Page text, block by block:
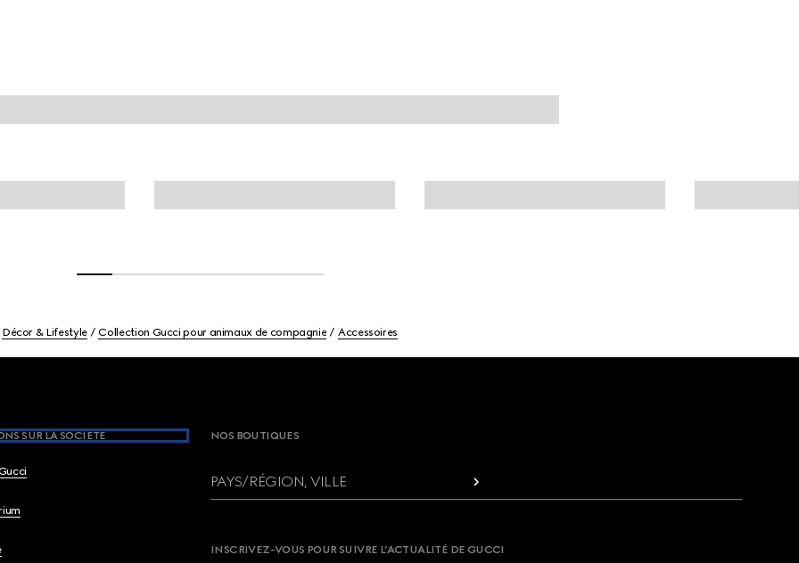
Décor & Lifestyle Collection Gucci pour animaux de compagnie Accessoires
SUR LA SOCIETE NOS BOUTIQUES
PAYS/RÉGION, VILLE
INSCRIVEZ-VOUS POUR SUIVRE L’ACTUALITÉ DE GUCCI